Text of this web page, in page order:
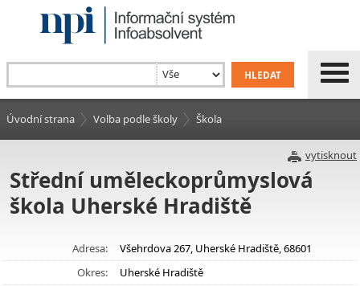
Úvodní strana Volba podle školy Škola
vytisknout
Střední uměleckoprůmyslová
škola Uherské Hradiště
Adresa:
Všehrdova 267, Uherské Hradiště, 68601
Okres:
Uherské Hradiště